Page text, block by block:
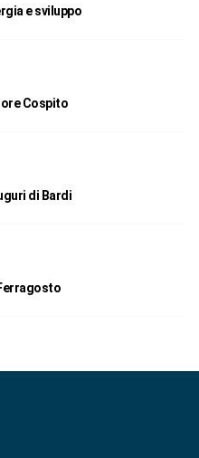
e sviluppo
Cospito
di Bardi